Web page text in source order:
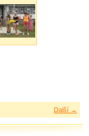
Další →